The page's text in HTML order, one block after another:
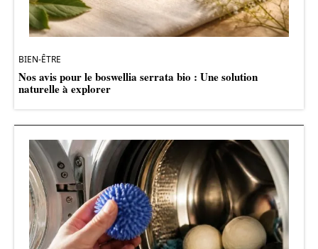
BIEN-ÊTRE
Nos avis pour le boswellia serrata bio : Une solution
naturelle à explorer